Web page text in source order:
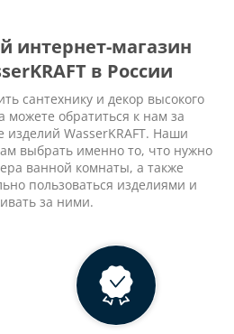
интернет-магазин
в России
сантехнику и декор высокого
можете обратиться к нам за
WasserKRAFT. Наши
выбрать именно то, что нужно
ванной комнаты, а также
пользоваться изделиями и
за ними.